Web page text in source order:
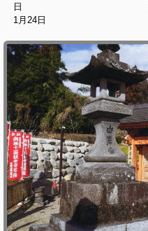
日 高屋敷稲荷神
1月24日